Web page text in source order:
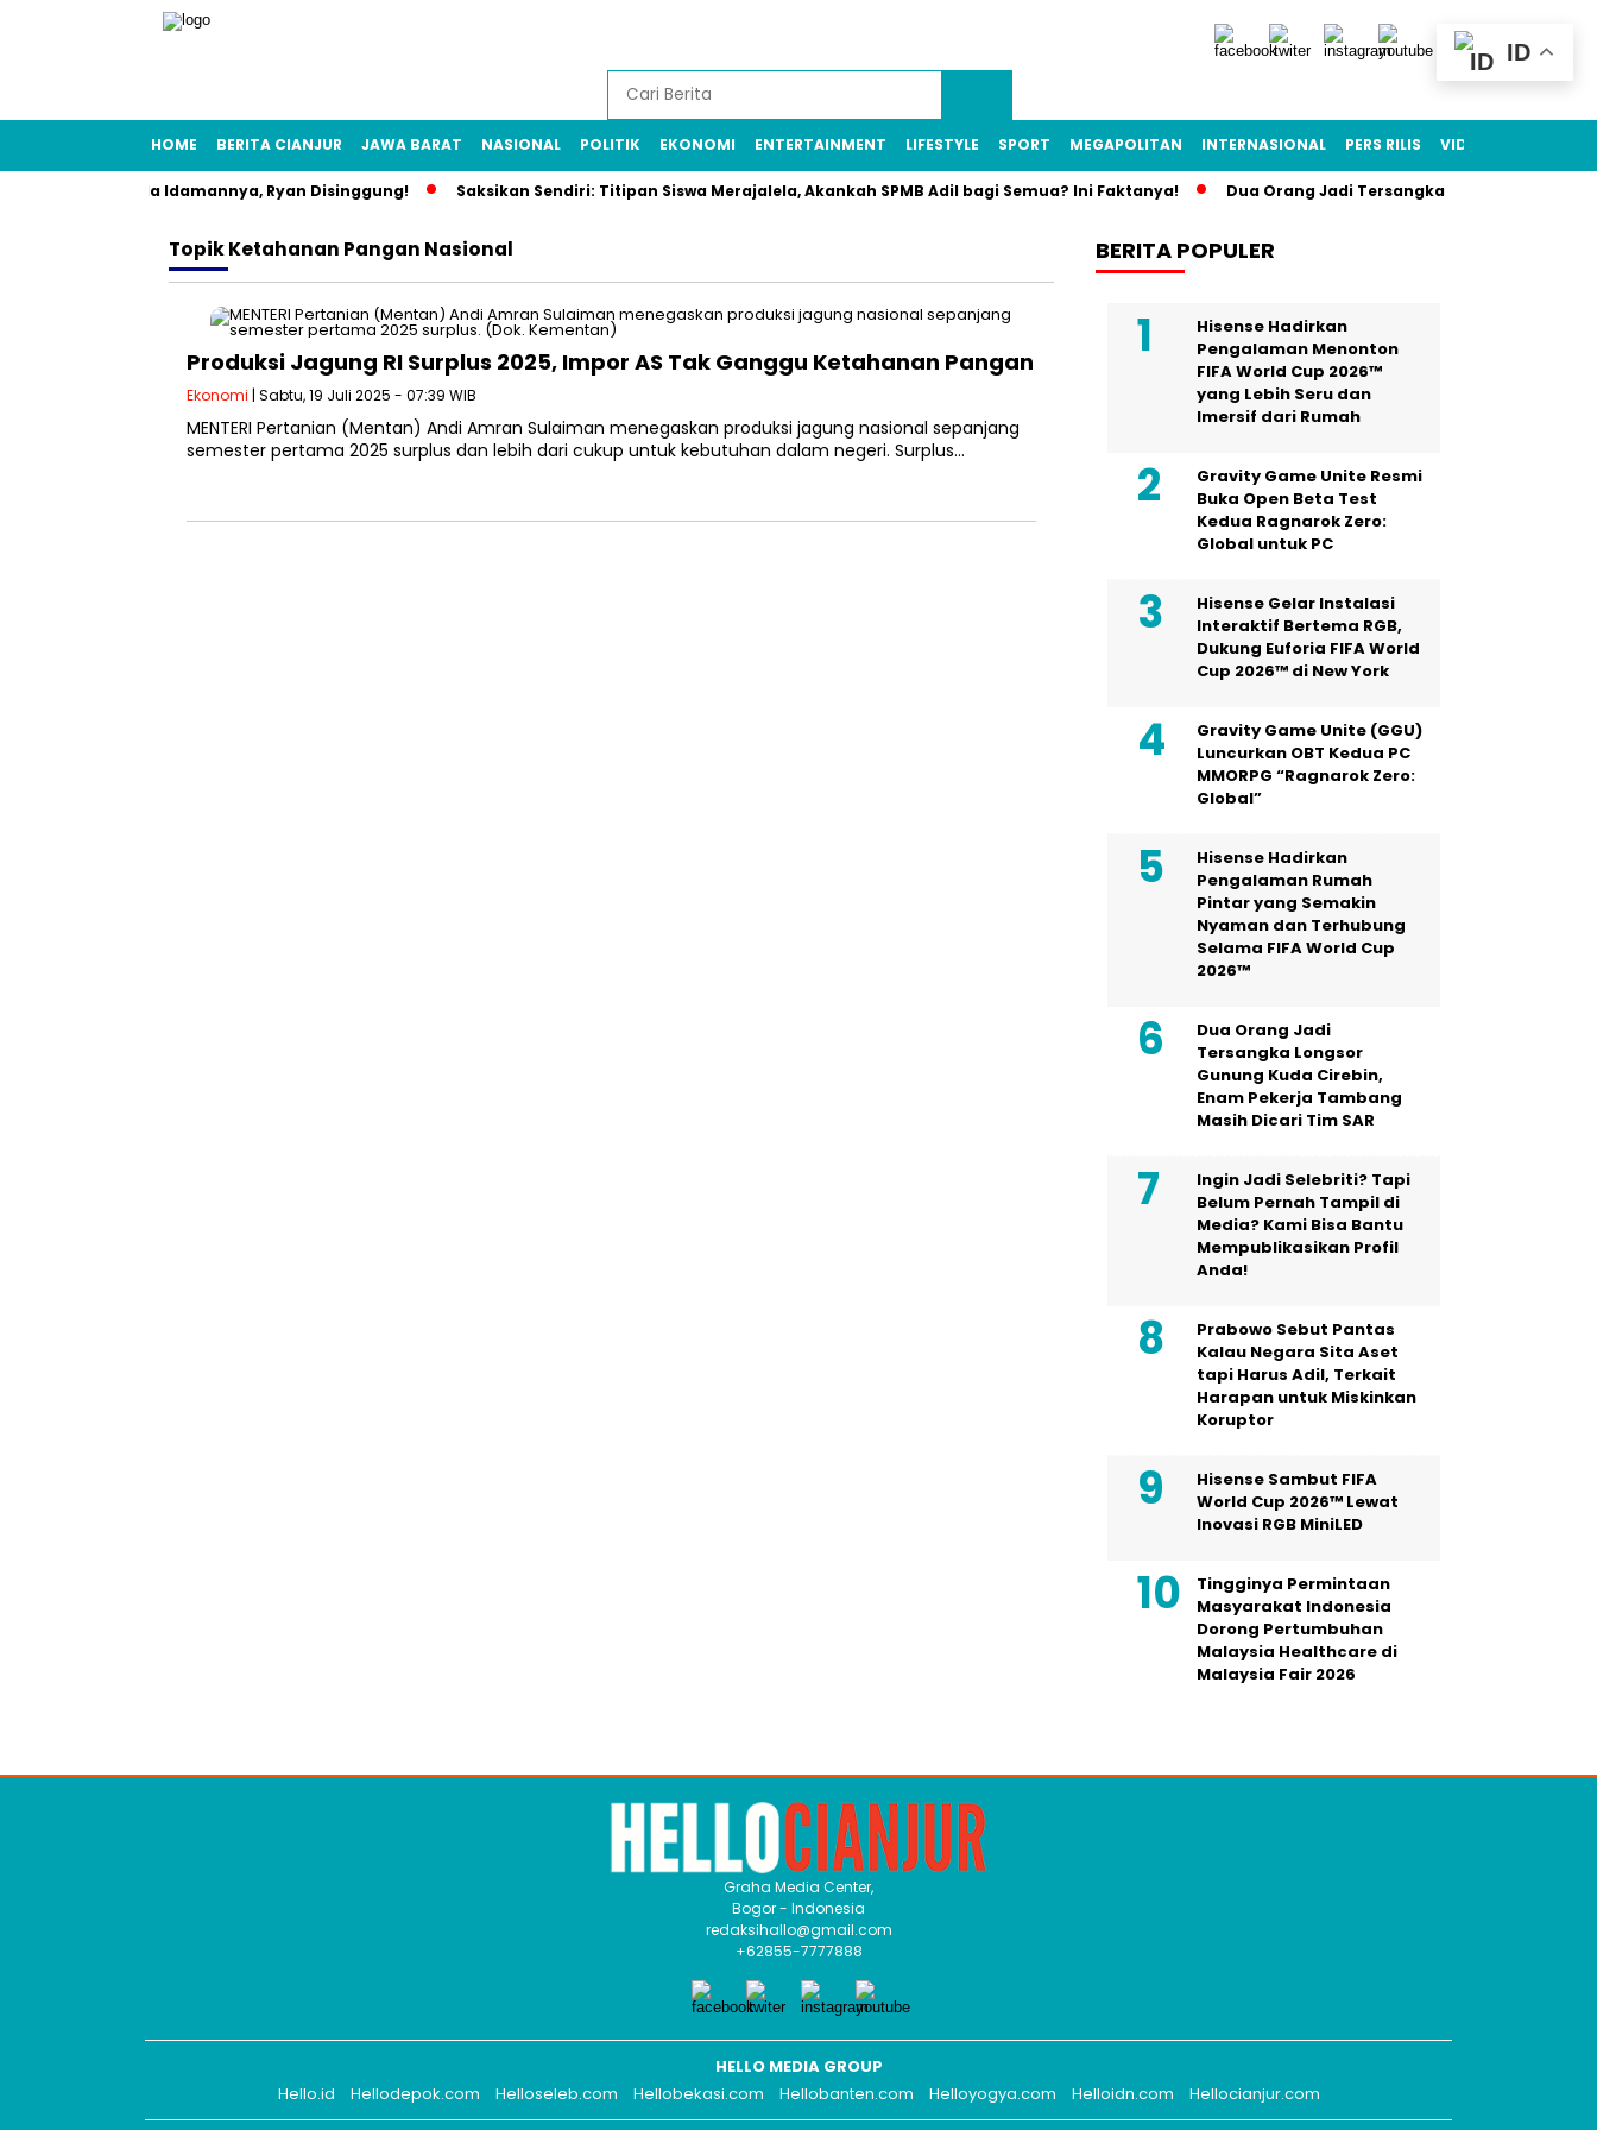
HOME BERITA CIANJUR JAWA BARAT NASIONAL POLITIK EKONOMI ENTERTAINMENT LIFESTYLE SPORT MEGAPOLITAN INTERNASIONAL PERS RILIS VIDEO
Pria Muda Idamannya, Ryan Disinggung! Saksikan Sendiri: Titipan Siswa Merajalela, Akankah SPMB Adil bagi Semua? Ini Faktanya! Dua Orang Jadi Tersangka Longsor Gunung
TopikKetahanan Pangan Nasional
Produksi Jagung RI Surplus 2025, Impor AS Tak Ganggu Ketahanan Pangan
Ekonomi | Sabtu, 19 Juli 2025 - 07:39 WIB
MENTERI Pertanian (Mentan) Andi Amran Sulaiman menegaskan produksi jagung nasional sepanjang
semester pertama 2025 surplus dan lebih dari cukup untuk kebutuhan dalam negeri. Surplus…
BERITA POPULER
Hisense Hadirkan
Pengalaman Menonton
FIFA World Cup 2026™
yang Lebih Seru dan
Imersif dari Rumah
Gravity Game Unite Resmi
Buka Open Beta Test
Kedua Ragnarok Zero:
Global untuk PC
Hisense Gelar Instalasi
Interaktif Bertema RGB,
Dukung Euforia FIFA World
Cup 2026™ di New York
Gravity Game Unite (GGU)
Luncurkan OBT Kedua PC
MMORPG “Ragnarok Zero:
Global”
Hisense Hadirkan
Pengalaman Rumah
Pintar yang Semakin
Nyaman dan Terhubung
Selama FIFA World Cup
2026™
Dua Orang Jadi
Tersangka Longsor
Gunung Kuda Cirebin,
Enam Pekerja Tambang
Masih Dicari Tim SAR
Ingin Jadi Selebriti? Tapi
Belum Pernah Tampil di
Media? Kami Bisa Bantu
Mempublikasikan Profil
Anda!
Prabowo Sebut Pantas
Kalau Negara Sita Aset
tapi Harus Adil, Terkait
Harapan untuk Miskinkan
Koruptor
Hisense Sambut FIFA
World Cup 2026™ Lewat
Inovasi RGB MiniLED
Tingginya Permintaan
Masyarakat Indonesia
Dorong Pertumbuhan
Malaysia Healthcare di
Malaysia Fair 2026
ID
Graha Media Center,
Bogor - Indonesia
redaksihallo@gmail.com
+62855-7777888
HELLO MEDIA GROUP
Hello.id
Hellodepok.com Helloseleb.com Hellobekasi.com Hellobanten.com Helloyogya.com Helloidn.com Hellocianjur.com